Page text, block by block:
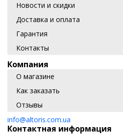
Новости и скидки
Доставка и оплата
Гарантия
Контакты
Компания
О магазине
Как заказать
Отзывы
info@altoris.com.ua
Контактная информация